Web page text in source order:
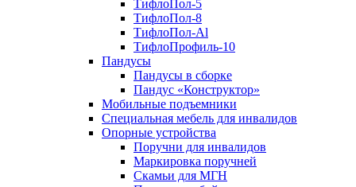
ТифлоПол-5
ТифлоПол-8
ТифлоПол-Al
ТифлоПрофиль-10
Пандусы
Пандусы в сборке
Пандус «Конструктор»
Мобильные подъемники
Специальная мебель для инвалидов
Опорные устройства
Поручни для инвалидов
Маркировка поручней
Скамьи для МГН